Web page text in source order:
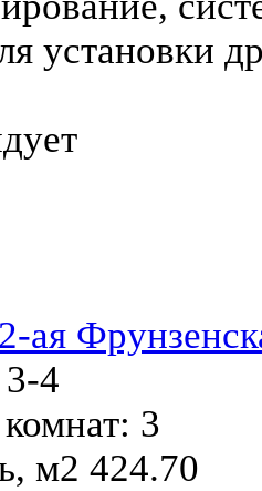
установки
2-ая
3-4
3
м2 424.70